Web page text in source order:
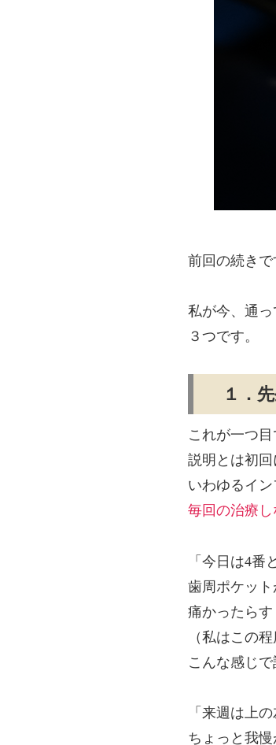
前回の続きで
私が今、通
３つです。
１．先
これが一つ目
説明とは初
いわゆるイ
毎回の治療し
「今日は4番
歯周ポケット
痛かったらす
（私はこの
こんな感じで
「来週は上
ちょっと我慢